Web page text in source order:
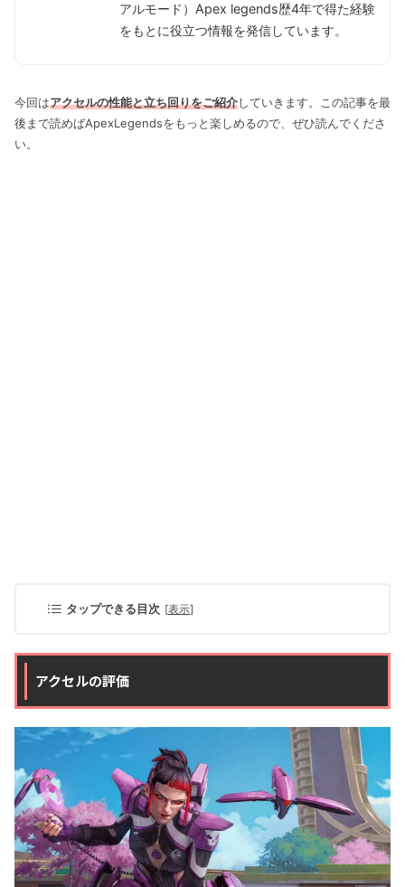
アルモード）Apex legends歴4年で得た経験
をもとに役立つ情報を発信しています。
今回はアクセルの性能と立ち回りをご紹介していきます。この記事を最
後まで読めばApexLegendsをもっと楽しめるので、ぜひ読んでくださ
い。
タップできる目次 [表示]
アクセルの評価